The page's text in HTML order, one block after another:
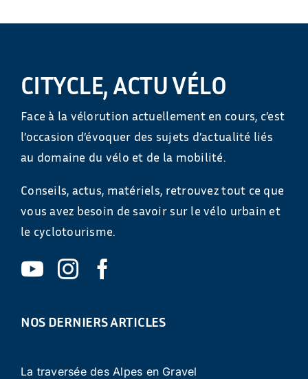
CITYCLE, ACTU VÉLO
Face à la vélorution actuellement en cours, c’est
l’occasion d’évoquer des sujets d’actualité liés
au domaine du vélo et de la mobilité.
Conseils, actus, matériels, retrouvez tout ce que
vous avez besoin de savoir sur le vélo urbain et
le cyclotourisme.
NOS DERNIERS ARTICLES
La traversée des Alpes en Gravel